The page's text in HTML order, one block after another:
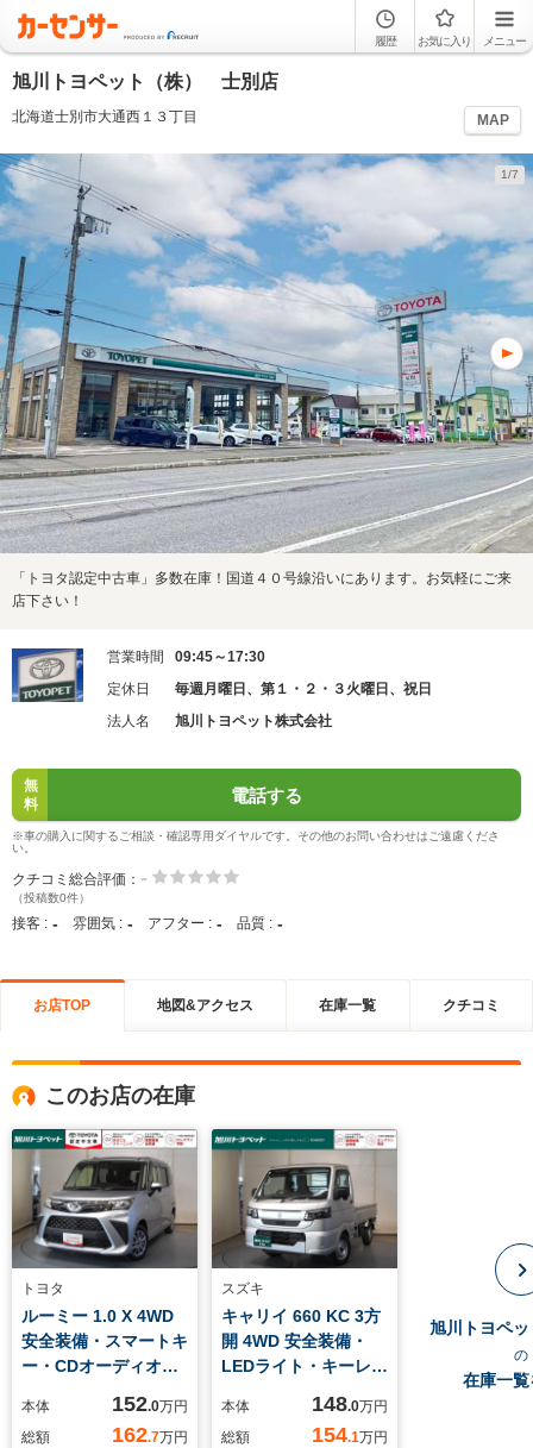
履歴 お気に入り メニュー
旭川トヨペット（株） 士別店
北海道士別市大通西１３丁目 MAP
1/7
「トヨタ認定中古車」多数在庫！国道４０号線沿いにあります。お気軽にご来
店下さい！
営業時間
09:45～17:30
定休日
毎週月曜日、第１・２・３火曜日、祝日
法人名
旭川トヨペット株式会社
無
料
電話する
※車の購入に関するご相談・確認専用ダイヤルです。その他のお問い合わせはご遠慮くださ
い。
クチコミ総合評価： -
（投稿数0件）
接客 : - 雰囲気 : - アフター : - 品質 : -
お店TOP 地図&アクセス 在庫一覧 クチコミ
このお店の在庫
トヨタ
ルーミー 1.0 X 4WD
安全装備・スマートキ
ー・CDオーディオ・
装備
本体 152.0万円
総額
162.7万円
スズキ
キャリイ 660 KC 3方
開 4WD 安全装備・
LEDライト・キーレ
本体 148.0万円
総額
154.1万円
旭川トヨペ
の
在庫一